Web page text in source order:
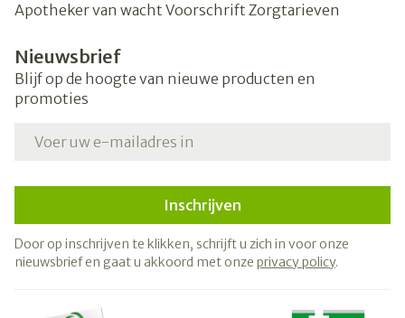
Apotheker van wacht Voorschrift Zorgtarieven
Nieuwsbrief
Blijf op de hoogte van nieuwe producten en
promoties
Inschrijven
Door op inschrijven te klikken, schrijft u zich in voor onze
nieuwsbrief en gaat u akkoord met onze privacy policy.